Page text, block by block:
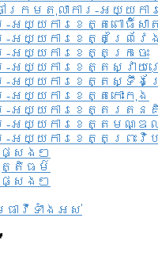
ៅក្រមតុលាការ-អយ្យក
-អយ្យការខេត្តពោធិ៍សា
-អយ្យការខេត្តព្រៃវែ
-អយ្យការខេត្តក្រចេះ
-អយ្យការខេត្តស្វាយ
-អយ្យការខេត្តស្ទឹង
-អយ្យការខេត្តកោះកុង
រ-អយ្យការខេត្តរតន
រ-អយ្យការខេត្តមណ្
-អយ្យការខេត្តព្រះវិហ
សេងៗ
ត្តិធម៌
សេងៗ
ាវីទាំងអស់​